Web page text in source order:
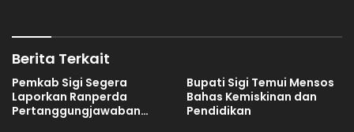
Berita Terkait
Pemkab Sigi Segera
Laporkan Ranperda
Pertanggungjawaban
Bupati Sigi Temui Mensos
Bahas Kemiskinan dan
Pendidikan